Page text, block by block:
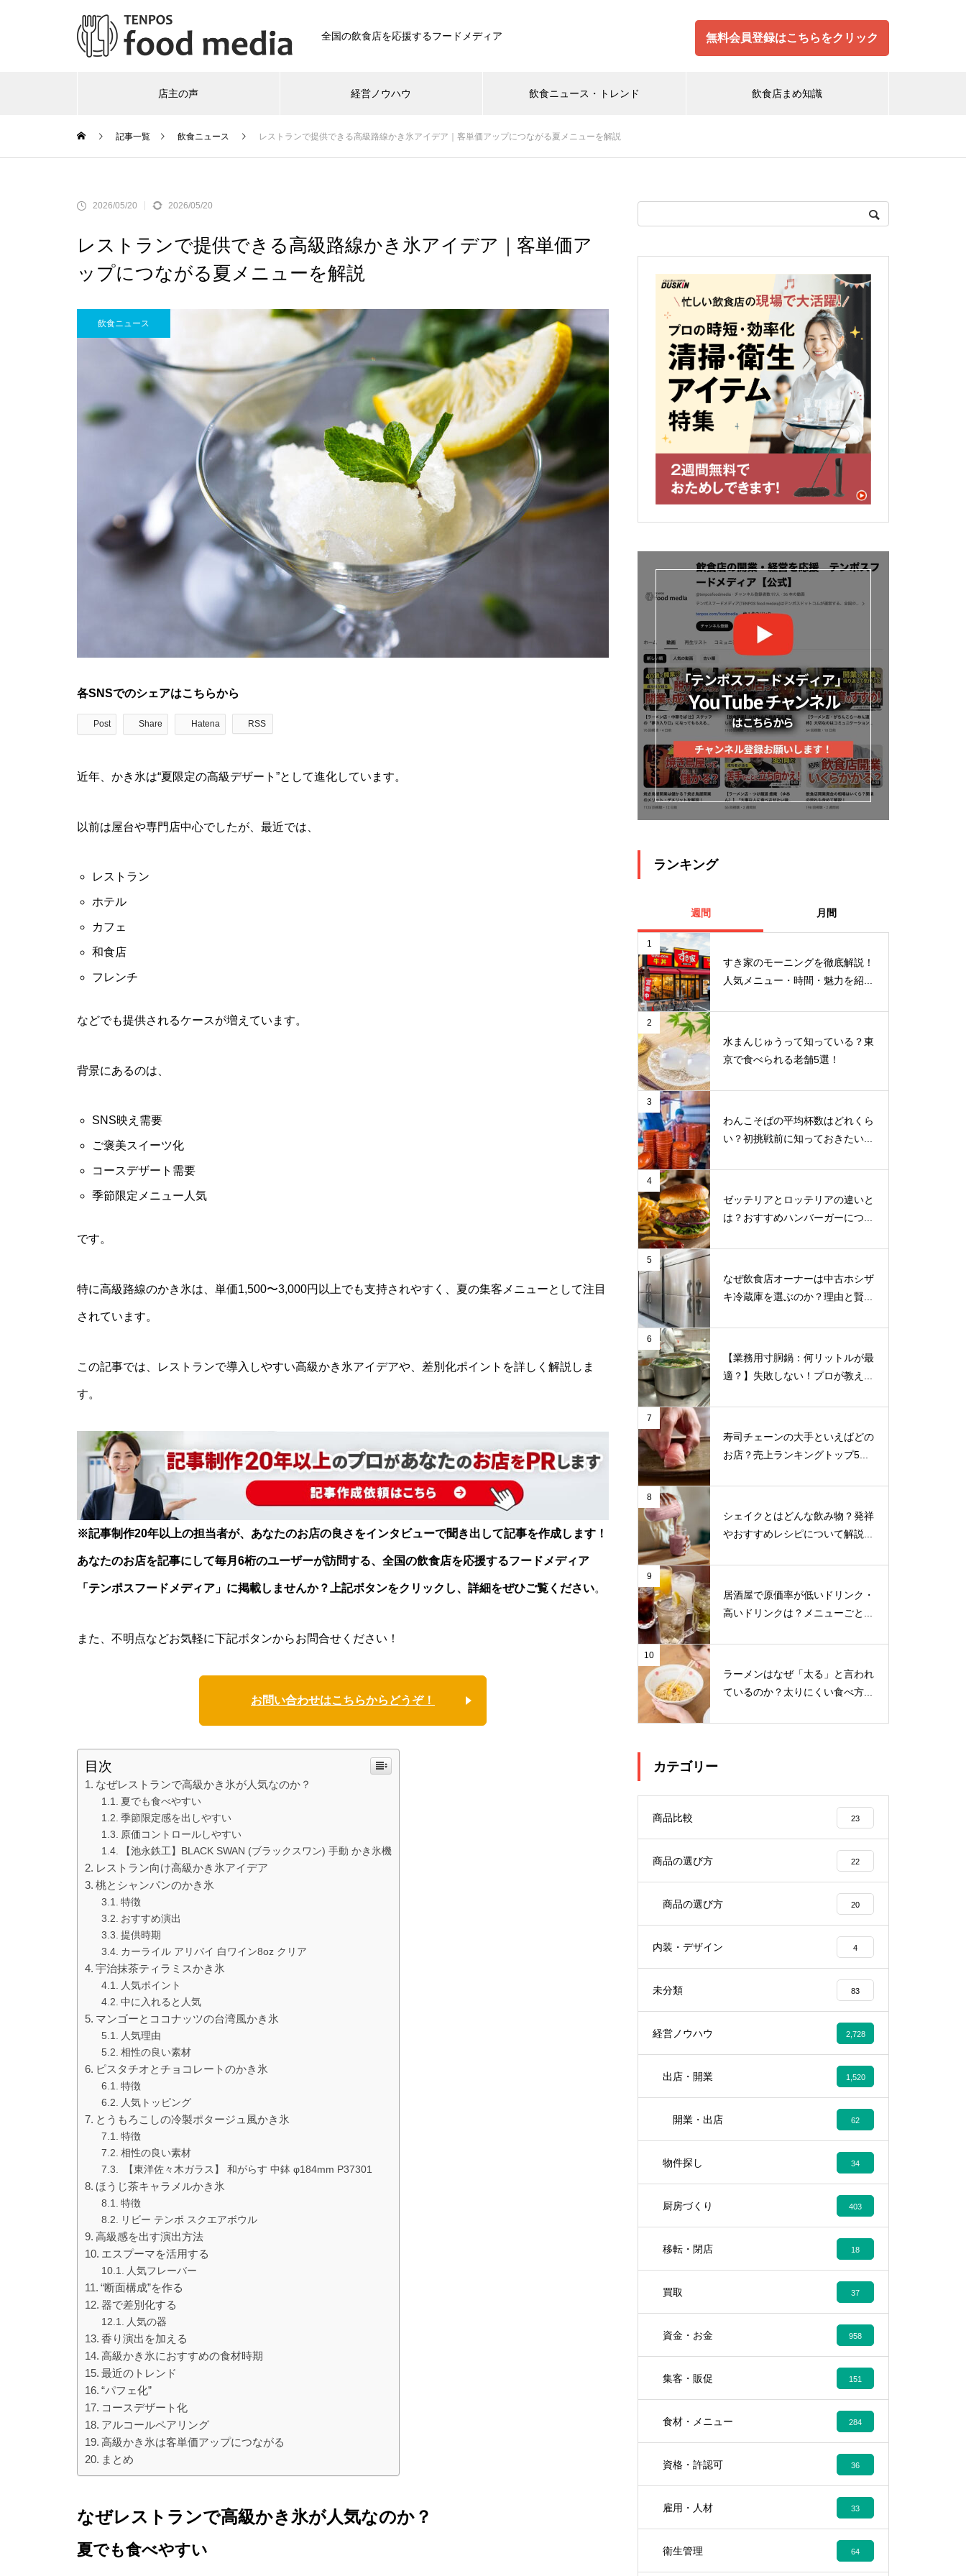
全国の飲食店を応援するフードメディア 無料会員登録はこちらをクリック
店主の声 経営ノウハウ 飲食ニュース・トレンド 飲食店まめ知識
記事一覧 飲食ニュース レストランで提供できる高級路線かき氷アイデア｜客単価アップにつながる夏メニューを解説
2026/05/20 2026/05/20
レストランで提供できる高級路線かき氷アイデア｜客単価ア
ップにつながる夏メニューを解説
飲食ニュース
各SNSでのシェアはこちらから
Post Share Hatena RSS
近年、かき氷は“夏限定の高級デザート”として進化しています。
以前は屋台や専門店中心でしたが、最近では、
レストラン
ホテル
カフェ
和食店
フレンチ
などでも提供されるケースが増えています。
背景にあるのは、
SNS映え需要
ご褒美スイーツ化
コースデザート需要
季節限定メニュー人気
です。
特に高級路線のかき氷は、単価1,500〜3,000円以上でも支持されやすく、夏の集客メニューとして注目
されています。
この記事では、レストランで導入しやすい高級かき氷アイデアや、差別化ポイントを詳しく解説しま
す。
※記事制作20年以上の担当者が、あなたのお店の良さをインタビューで聞き出して記事を作成します！
あなたのお店を記事にして毎月6桁のユーザーが訪問する、全国の飲食店を応援するフードメディア
「テンポスフードメディア」に掲載しませんか？上記ボタンをクリックし、詳細をぜひご覧ください。
また、不明点などお気軽に下記ボタンからお問合せください！
お問い合わせはこちらからどうぞ！
目次
なぜレストランで高級かき氷が人気なのか？
夏でも食べやすい
季節限定感を出しやすい
原価コントロールしやすい
【池永鉄工】BLACK SWAN (ブラックスワン) 手動 かき氷機
レストラン向け高級かき氷アイデア
桃とシャンパンのかき氷
特徴
おすすめ演出
提供時期
カーライル アリバイ 白ワイン8oz クリア
宇治抹茶ティラミスかき氷
人気ポイント
中に入れると人気
マンゴーとココナッツの台湾風かき氷
人気理由
相性の良い素材
ピスタチオとチョコレートのかき氷
特徴
人気トッピング
とうもろこしの冷製ポタージュ風かき氷
特徴
相性の良い素材
【東洋佐々木ガラス】 和がらす 中鉢 φ184mm P37301
ほうじ茶キャラメルかき氷
特徴
リビー テンポ スクエアボウル
高級感を出す演出方法
エスプーマを活用する
人気フレーバー
“断面構成”を作る
器で差別化する
人気の器
香り演出を加える
高級かき氷におすすめの食材時期
最近のトレンド
“パフェ化”
コースデザート化
アルコールペアリング
高級かき氷は客単価アップにつながる
まとめ
なぜレストランで高級かき氷が人気なのか？
夏でも食べやすい
ランキング
週間 月間
1
すき家のモーニングを徹底解説！
人気メニュー・時間・魅力を紹...
2
水まんじゅうって知っている？東
京で食べられる老舗5選！
3
わんこそばの平均杯数はどれくら
い？初挑戦前に知っておきたい...
4
ゼッテリアとロッテリアの違いと
は？おすすめハンバーガーにつ...
5
なぜ飲食店オーナーは中古ホシザ
キ冷蔵庫を選ぶのか？理由と賢...
6
【業務用寸胴鍋：何リットルが最
適？】失敗しない！プロが教え...
7
寿司チェーンの大手といえばどの
お店？売上ランキングトップ5...
8
シェイクとはどんな飲み物？発祥
やおすすめレシピについて解説...
9
居酒屋で原価率が低いドリンク・
高いドリンクは？メニューごと...
10
ラーメンはなぜ「太る」と言われ
ているのか？太りにくい食べ方...
カテゴリー
商品比較 23
商品の選び方 22
商品の選び方 20
内装・デザイン 4
未分類 83
経営ノウハウ 2,728
出店・開業 1,520
開業・出店 62
物件探し 34
厨房づくり 403
移転・閉店 18
買取 37
資金・お金 958
集客・販促 151
食材・メニュー 284
資格・許認可 36
雇用・人材 33
衛生管理 64